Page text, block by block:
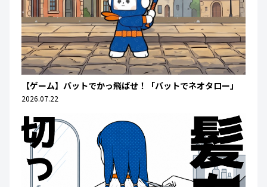
【ゲーム】バットでかっ飛ばせ！「バットでネオタロー」
2026.07.22